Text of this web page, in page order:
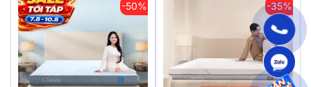
-50% -35%